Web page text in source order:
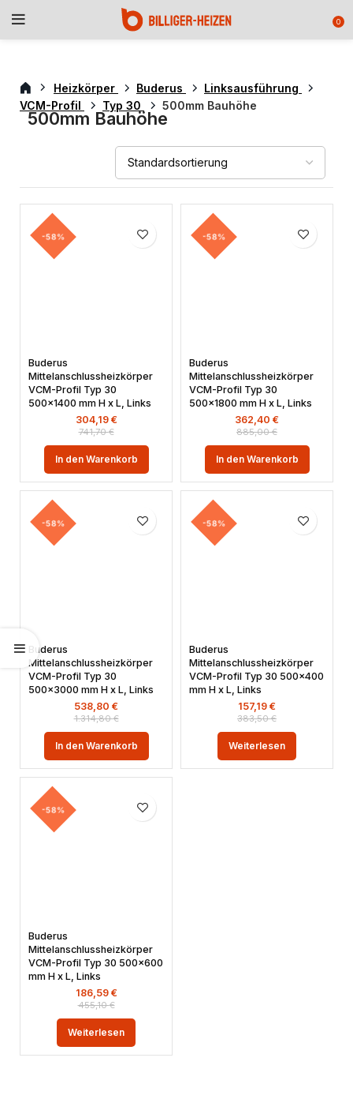
0
Heizkörper Buderus
Linksausführung
VCM-Profil
Typ 30 500mm Bauhöhe
500mm Bauhöhe
-58%
Buderus
Mittelanschlussheizkörper
VCM-Profil Typ 30
500×1400 mm H x L, Links
741,70€
304,19 €
In den Warenkorb
-58%
Buderus
Mittelanschlussheizkörper
VCM-Profil Typ 30
500×1800 mm H x L, Links
885,00€
362,40 €
In den Warenkorb
-58%
Buderus
Mittelanschlussheizkörper
VCM-Profil Typ 30
500×3000 mm H x L, Links
1.314,80€
538,80 €
In den Warenkorb
-58%
Buderus
Mittelanschlussheizkörper
VCM-Profil Typ 30 500×400
mm H x L, Links
383,50€
157,19 €
Weiterlesen
-58%
Buderus
Mittelanschlussheizkörper
VCM-Profil Typ 30 500×600
mm H x L, Links
455,10€
186,59 €
Weiterlesen